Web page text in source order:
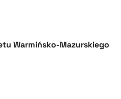
Warmińsko-Mazurskiego